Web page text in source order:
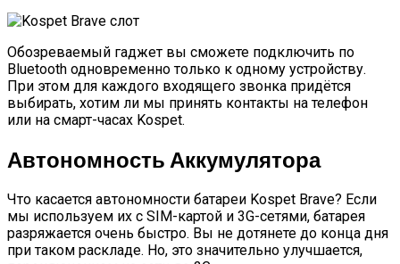
Обозреваемый гаджет вы сможете подключить по
Bluetooth одновременно только к одному устройству.
При этом для каждого входящего звонка придётся
выбирать, хотим ли мы принять контакты на телефон
или на смарт-часах Kospet.
Автономность Аккумулятора
Что касается автономности батареи Kospet Brave? Если
мы используем их с SIM-картой и 3G-сетями, батарея
разряжается очень быстро. Вы не дотянете до конца дня
при таком раскладе. Но, это значительно улучшается,